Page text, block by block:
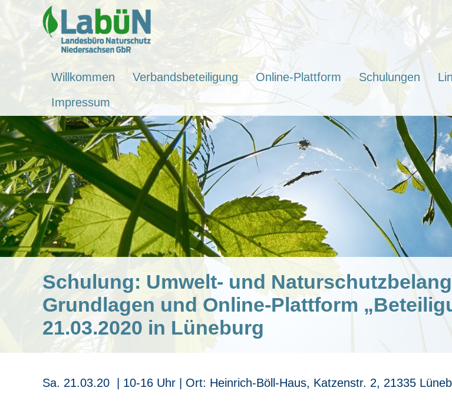
Willkommen Verbandsbeteiligung Online-Plattform Schulungen
Impressum
Schulung: Umwelt- und
Grundlagen und Online-Plattform
21.03.2020 in Lüneburg
Sa. 21.03.20 | 10-16 Uhr | Ort: Heinrich-Böll-Haus, Katzenstr. 2, 21335